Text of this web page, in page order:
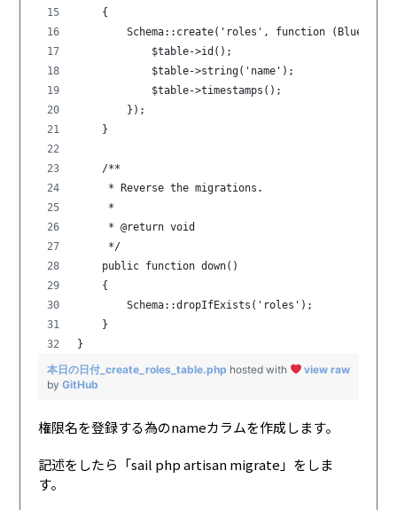
    {
Schema::create('roles', function (Blueprint
            $table->id();
$table->string('name');
            $table->timestamps();
        });
    }
    /**
     * Reverse the migrations.
     *
     * @return void
     */
    public function down()
    {
        Schema::dropIfExists('roles');
    }
}
view raw
本日の日付_create_roles_table.php hosted with
byGitHub
権限名を登録する為のnameカラムを作成します。
記述をしたら「sail php artisan migrate」をしま
す。